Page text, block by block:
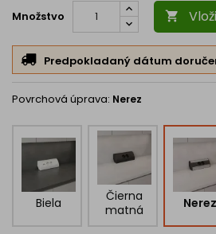
Moderné rohové prevedenie
2× zásuvka SCHUKO 230 V
Celkový nabíjací výkon USB: 15,5 W (5
Elegantná nerezová povrchová
Vhodná do kuchýň, kancelárií,
Univerzálna montáž
Uzemnené zásuvky pre bezpečné
Rozmery
Šírka: 232 mm
Výška: 100 mm
Hĺbka: 54 mm
Napájanie: 250 V AC / 50–60 Hz
Maximálne zaťaženie: 3680 W (16 A)
Množstvo 
Predpokladaný dátum
Povrchová úprava: Nerez
Biela
Čierna
matná
Nerez